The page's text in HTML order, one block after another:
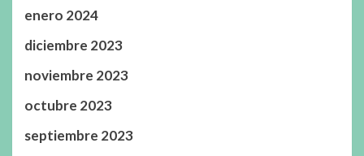
enero 2024
diciembre 2023
noviembre 2023
octubre 2023
septiembre 2023